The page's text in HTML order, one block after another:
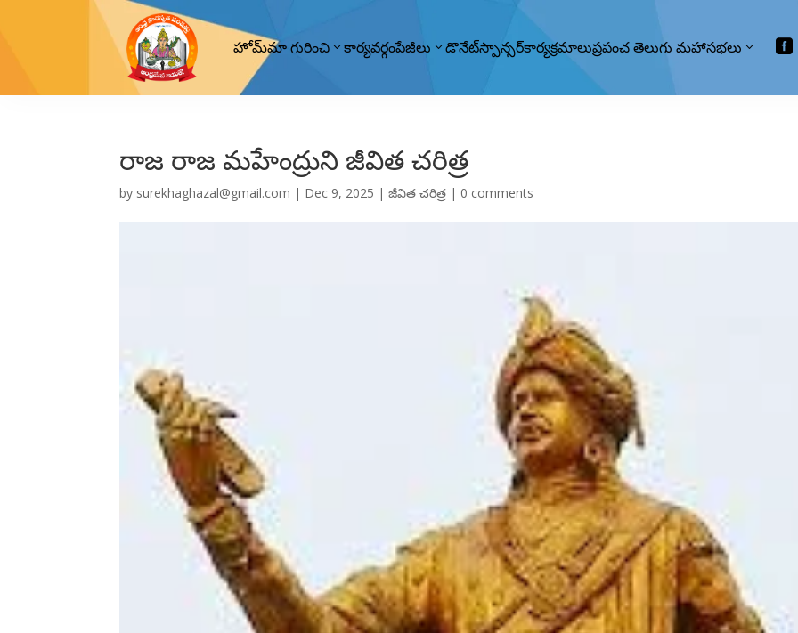
హోమ్మా గురించి కార్యవర్గంపేజీలు డొనేట్స్పాన్సర్కార్యక్రమాలుప్రపంచ తెలుగు మహాసభలు 
రాజ రాజ మహేంద్రుని జీవిత చరిత్ర
by surekhaghazal@gmail.com | Dec 9, 2025 |జీవిత చరిత్ర | 0 comments